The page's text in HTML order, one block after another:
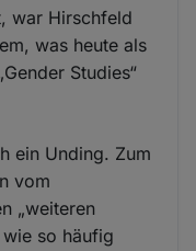
war Hirschfeld
was heute als
Studies“
ein Unding. Zum
vom
„weiteren
so häufig